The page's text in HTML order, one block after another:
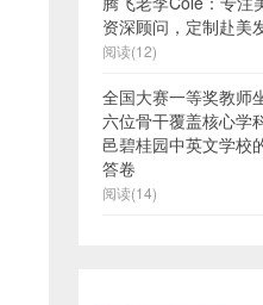
资深顾问，定制赴美
阅读(12)
全国大赛一等奖教师
六位骨干覆盖核心学
邑碧桂园中英文学校
答卷
阅读(14)